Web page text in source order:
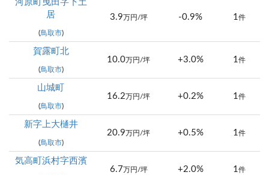
河原町曳田字下土
居
(鳥取市)
3.9 万円/坪 -0.9% 1件
賀露町北
(鳥取市)
10.0 万円/坪 +3.0% 1件
山城町
(鳥取市)
16.2 万円/坪 +0.2% 1件
新字上大樋井
(鳥取市)
20.9 万円/坪 +0.5% 1件
気高町浜村字西濱
6.7 万円/坪 +2.0% 1件